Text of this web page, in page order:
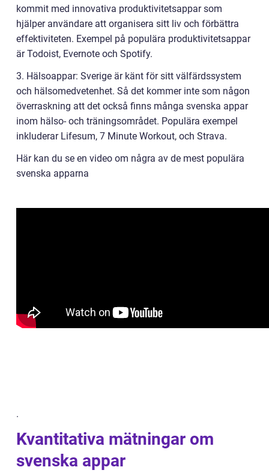
kommit med innovativa produktivitetsappar som
hjälper användare att organisera sitt liv och förbättra
effektiviteten. Exempel på populära produktivitetsappar
är Todoist, Evernote och Spotify.
3. Hälsoappar: Sverige är känt för sitt välfärdssystem
och hälsomedvetenhet. Så det kommer inte som någon
överraskning att det också finns många svenska appar
inom hälso- och träningsområdet. Populära exempel
inkluderar Lifesum, 7 Minute Workout, och Strava.
Här kan du se en video om några av de mest populära
svenska apparna
.
Kvantitativa mätningar om
svenska appar